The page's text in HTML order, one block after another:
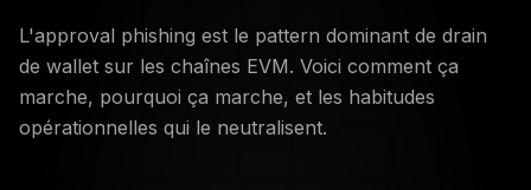
L'approval phishing est le pattern dominant de drain
de wallet sur les chaînes EVM. Voici comment ça
marche, pourquoi ça marche, et les habitudes
opérationnelles qui le neutralisent.